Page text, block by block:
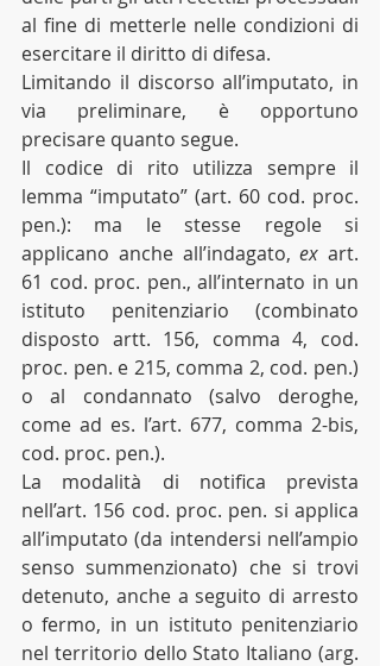
al fine di metterle nelle condizioni di
esercitare il diritto di difesa.
Limitando il discorso all’imputato, in
via preliminare, è opportuno
precisare quanto segue.
Il codice di rito utilizza sempre il
lemma “imputato” (art. 60 cod. proc.
pen.): ma le stesse regole si
applicano anche all’indagato, ex art.
61 cod. proc. pen., all’internato in un
istituto penitenziario (combinato
disposto artt. 156, comma 4, cod.
proc. pen. e 215, comma 2, cod. pen.)
o al condannato (salvo deroghe,
come ad es. l’art. 677, comma 2-bis,
cod. proc. pen.).
La modalità di notifica prevista
nell’art. 156 cod. proc. pen. si applica
all’imputato (da intendersi nell’ampio
senso summenzionato) che si trovi
detenuto, anche a seguito di arresto
o fermo, in un istituto penitenziario